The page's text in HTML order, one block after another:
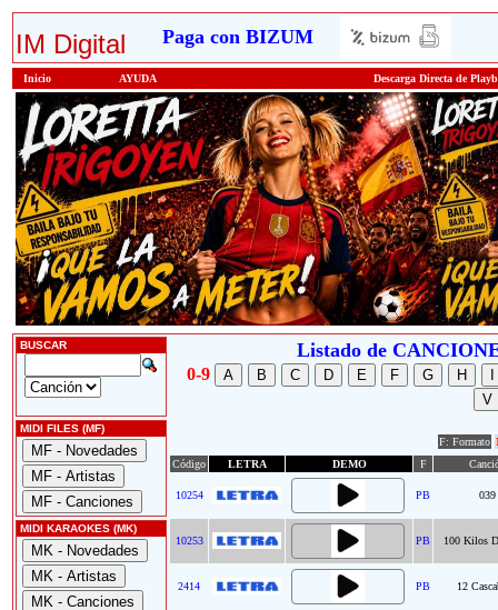
IM Digital Paga con BIZUM
Inicio AYUDA Descarga Directa de
BUSCAR
MIDI FILES (MF)
MIDI KARAOKES (MK)
Listado de
0-9
F: Formato
Código
LETRA DEMO F
10254 PB 039
10253 PB 100 Kilos
2414 PB 12